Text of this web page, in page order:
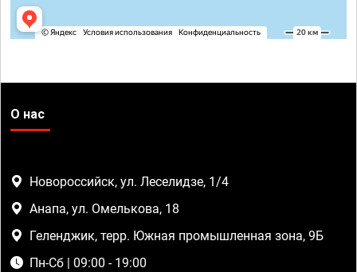
О нас
Новороссийск, ул. Леселидзе, 1/4
Анапа, ул. Омелькова, 18
Геленджик, терр. Южная промышленная зона, 9Б
Пн-Сб | 09:00 - 19:00